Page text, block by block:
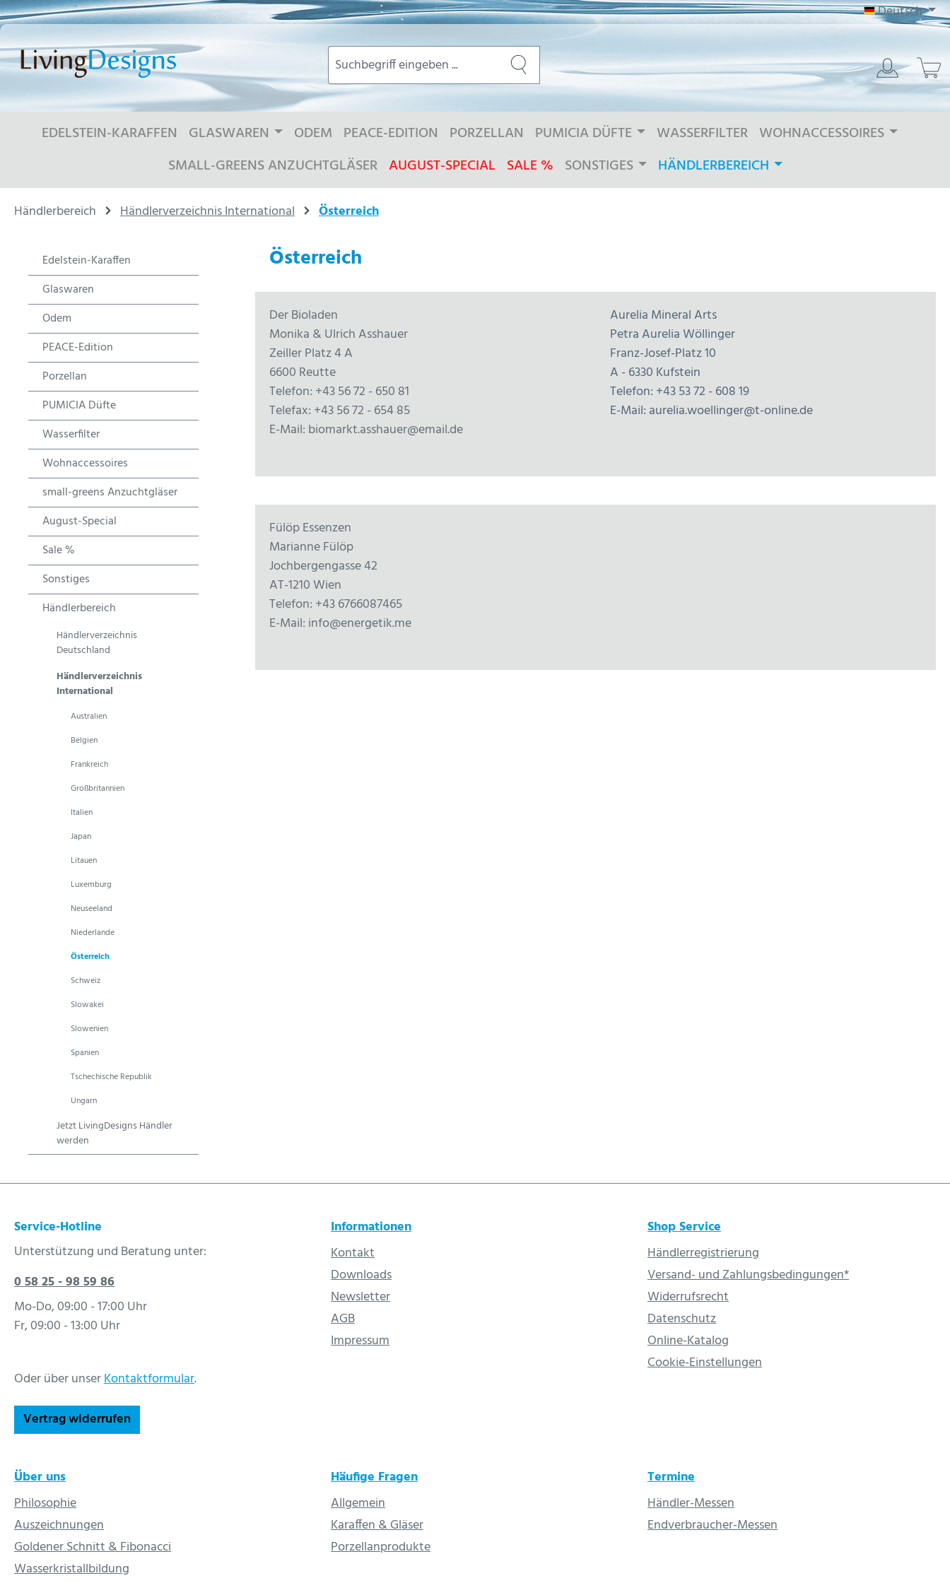
Hauptinhalt springen
Zur Suche springen
Zur Hauptnavigation springen Deutsch
EDELSTEIN-KARAFFEN GLASWAREN ODEM PEACE-EDITION PORZELLAN PUMICIA DÜFTE WASSERFILTER WOHNACCESSOIRES
SMALL-GREENS ANZUCHTGLÄSER AUGUST-SPECIAL SALE % SONSTIGES HÄNDLERBEREICH
Händlerbereich Händlerverzeichnis International Österreich
Edelstein-Karaffen
Glaswaren
Odem
PEACE-Edition
Porzellan
PUMICIA Düfte
Wasserfilter
Wohnaccessoires
small-greens Anzuchtgläser
August-Special
Sale %
Sonstiges
Händlerbereich
Händlerverzeichnis
Deutschland
Händlerverzeichnis
International
Australien
Belgien
Frankreich
Großbritannien
Italien
Japan
Litauen
Luxemburg
Neuseeland
Niederlande
Österreich
Schweiz
Slowakei
Slowenien
Spanien
Tschechische Republik
Ungarn
Jetzt LivingDesigns Händler
werden
Österreich
Der Bioladen
Monika & Ulrich Asshauer
Zeiller Platz4 A
6600 Reutte
Telefon: +43 56 72 - 650 81
Telefax: +43 56 72 - 654 85
E-Mail: biomarkt.asshauer@email.de
Aurelia Mineral Arts
Petra Aurelia Wöllinger
Franz-Josef-Platz 10
A - 6330 Kufstein
Telefon: +43 53 72 - 608 19
E-Mail: aurelia.woellinger@t-online.de
Fülöp Essenzen
Marianne Fülöp
Jochbergengasse 42
AT-1210 Wien
Telefon: +43 6766087465
E-Mail: info@energetik.me
Service-Hotline
Unterstützung und Beratung unter:
0 58 25 - 98 59 86
Mo-Do, 09:00 - 17:00 Uhr
Fr, 09:00 - 13:00 Uhr
Oder über unserKontaktformular.
Vertrag widerrufen
Informationen
Kontakt
Downloads
Newsletter
AGB
Impressum
Shop Service
Händlerregistrierung
Versand- und Zahlungsbedingungen*
Widerrufsrecht
Datenschutz
Online-Katalog
Cookie-Einstellungen
Über uns
Philosophie
Auszeichnungen
Goldener Schnitt & Fibonacci
Wasserkristallbildung
Häufige Fragen
Allgemein
Karaffen & Gläser
Porzellanprodukte
Termine
Händler-Messen
Endverbraucher-Messen